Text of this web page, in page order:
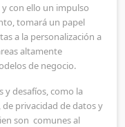
con ello un impulso
tomará un papel
a la personalización a
altamente
de negocio.
y desafíos, como la
privacidad de datos y
son comunes al